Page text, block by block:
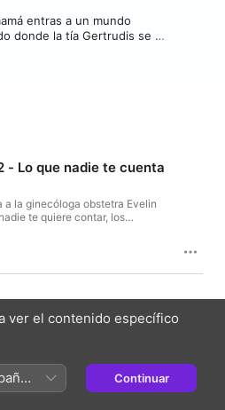
entras a un mundo
donde la tía Gertrudis se
acompañarte desde tu
cuidados para tu bebé, pero
parte de la tribu de las moms
otras cosas.
- Lo que nadie te cuenta
la ginecóloga obstetra Evelin
te quiere contar, los
como invitada a la
largo de su
ver el contenido específico
Continuar